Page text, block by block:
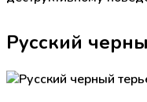
Русский